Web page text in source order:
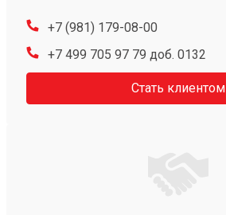
+7 (981) 179-08-00
+7 499 705 97 79 доб. 0132
Стать клиентом